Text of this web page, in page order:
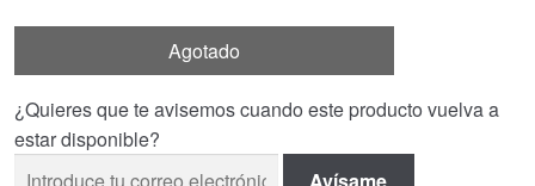
Agotado
¿Quieres que te avisemos cuando este producto vuelva a
estar disponible?